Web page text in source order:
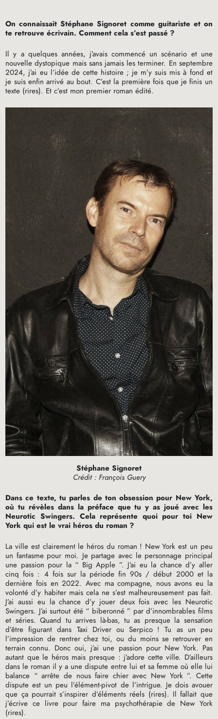
On connaissait Stéphane Signoret comme guitariste et on
te retrouve écrivain. Comment cela s’est passé ?
Il y a quelques années, j’avais commencé un scénario et une
nouvelle dystopique mais sans jamais les terminer. En septembre
2024, j’ai eu l’idée de cette histoire ; je m’y suis mis à fond et
je suis enfin arrivé au bout. C’est la première fois que je finis un
texte (rires). Et c’est mon premier roman édité.
Stéphane Signoret
Crédit : François Guery
Dans ce texte, tu parles de ton obsession pour New York,
où tu révèles dans la préface que tu y as joué avec les
Neurotic Swingers. Cela représente quoi pour toi New
York qui est le vrai héros du roman ?
La ville est clairement le héros du roman ! New York est un peu
un fantasme pour moi. Je partage avec le personnage principal
une passion pour la “ Big Apple ”. J’ai eu la chance d’y aller
cinq fois : 4 fois sur la période fin 90s / début 2000 et la
dernière fois en 2022. Avec ma compagne, nous avons eu la
volonté d’y habiter mais cela ne s’est malheureusement pas fait.
J’ai aussi eu la chance d’y jouer deux fois avec les Neurotic
Swingers. J’ai surtout été “ biberonné ” par d’innombrables films
et séries. Quand tu arrives là-bas, tu as presque la sensation
d’être figurant dans Taxi Driver ou Serpico ! Tu as un peu
l’impression de rentrer chez toi, ou du moins se retrouver en
terrain connu. Donc oui, j’ai une passion pour New York. Pas
autant que le héros mais presque : j’adore cette ville. D’ailleurs
dans le roman il y a une dispute entre lui et sa femme où elle lui
balance “ arrête de nous faire chier avec New York ”. Cette
dispute est un peu l’élément-pivot de l’intrigue. Je dois avouer
que ça pourrait s’inspirer d’éléments réels (rires). Il fallait que
j’écrive ce livre pour faire ma psychothérapie de New York
(rires).